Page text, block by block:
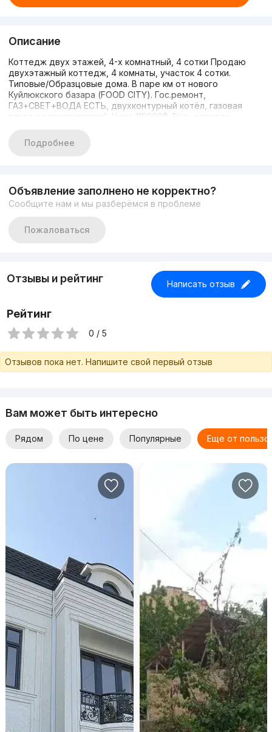
Описание
Коттедж двух этажей, 4-х комнатный, 4 сотки Продаю
двухэтажный коттедж, 4 комнаты, участок 4 сотки.
Типовые/Образцовые дома. В паре км от нового
Куйлюкского базара (FOOD CITY). Гос.ремонт,
ГАЗ+СВЕТ+ВОДА ЕСТЬ, двухконтурный котёл, газовая
плита с электроплитой. Цена 115000$. Есть остаток
расположение дома, добрые соседи, Но нужны деньги...
+99897 440 88 72
Подробнее
Объявление заполнено не корректно?
Сообщите нам и мы разберёмся в проблеме
Пожаловаться
Отзывы и рейтинг Написать отзыв
Рейтинг
0 / 5
Отзывов пока нет. Напишите свой первый отзыв
Вам может быть интересно
Рядом По цене Популярные Еще от